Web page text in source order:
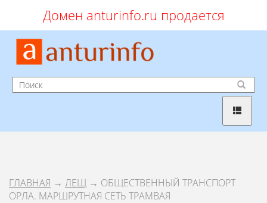
Домен anturinfo.ru продается
ГЛАВНАЯ → ЛЕЩ → ОБЩЕСТВЕННЫЙ ТРАНСПОРТ
ОРЛА. МАРШРУТНАЯ СЕТЬ ТРАМВАЯ